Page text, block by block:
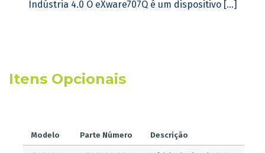
Indústria 4.0 O eXware707Q é um dispositivo [...]
Itens Opcionais
Modelo Parte Número Descrição